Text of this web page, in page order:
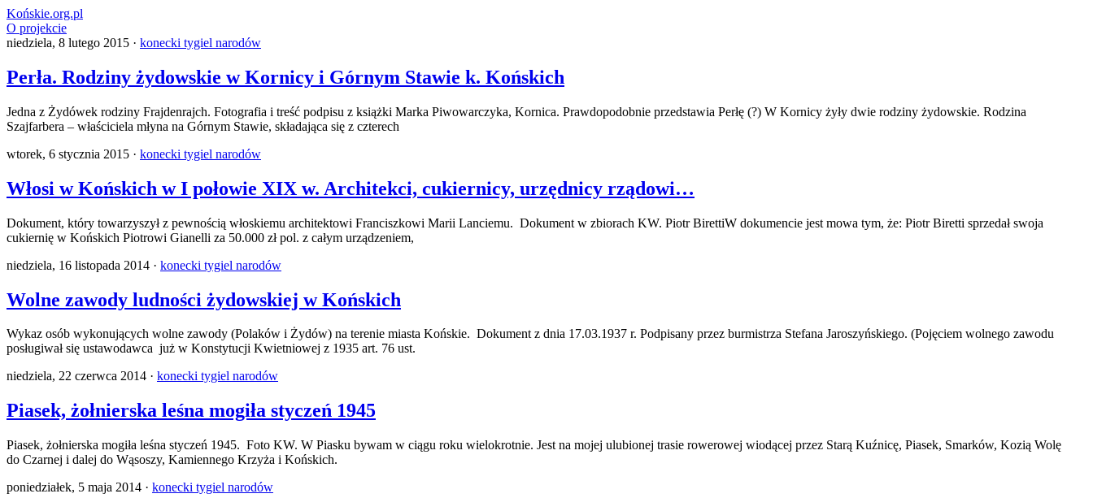
Końskie.org.pl
O projekcie
niedziela, 8 lutego 2015 · konecki tygiel narodów
Perła. Rodziny żydowskie w Kornicy i Górnym Stawie k. Końskich
Jedna z Żydówek rodziny Frajdenrajch. Fotografia i treść podpisu z książki Marka Piwowarczyka, Kornica. Prawdopodobnie przedstawia Perłę (?) W Kornicy żyły dwie rodziny żydowskie. Rodzina
Szajfarbera – właściciela młyna na Górnym Stawie, składająca się z czterech
wtorek, 6 stycznia 2015 · konecki tygiel narodów
Włosi w Końskich w I połowie XIX w. Architekci, cukiernicy, urzędnicy rządowi…
Dokument, który towarzyszył z pewnością włoskiemu architektowi Franciszkowi Marii Lanciemu. Dokument w zbiorach KW. Piotr BirettiW dokumencie jest mowa tym, że: Piotr Biretti sprzedał swoja
cukiernię w Końskich Piotrowi Gianelli za 50.000 zł pol. z całym urządzeniem,
niedziela, 16 listopada 2014 · konecki tygiel narodów
Wolne zawody ludności żydowskiej w Końskich
Wykaz osób wykonujących wolne zawody (Polaków i Żydów) na terenie miasta Końskie. Dokument z dnia 17.03.1937 r. Podpisany przez burmistrza Stefana Jaroszyńskiego. (Pojęciem wolnego zawodu
posługiwał się ustawodawca już w Konstytucji Kwietniowej z 1935 art. 76 ust.
niedziela, 22 czerwca 2014 · konecki tygiel narodów
Piasek, żołnierska leśna mogiła styczeń 1945
Piasek, żołnierska mogiła leśna styczeń 1945. Foto KW. W Piasku bywam w ciągu roku wielokrotnie. Jest na mojej ulubionej trasie rowerowej wiodącej przez Starą Kuźnicę, Piasek, Smarków, Kozią Wolę
do Czarnej i dalej do Wąsoszy, Kamiennego Krzyża i Końskich.
poniedziałek, 5 maja 2014 · konecki tygiel narodów